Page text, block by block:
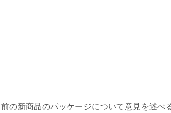
の新商品のパッケージについて意見を述べ